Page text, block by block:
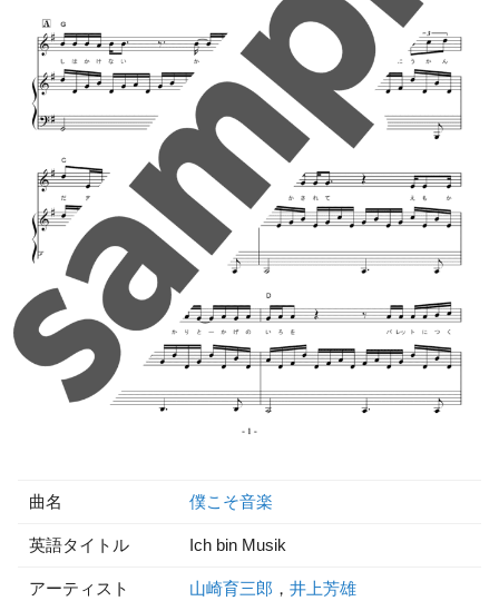
曲名 僕こそ音楽
英語タイトル Ich bin Musik
アーティスト 山崎育三郎 ， 井上芳雄